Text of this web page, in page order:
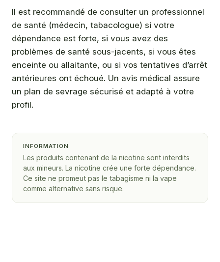
Il est recommandé de consulter un professionnel
de santé (médecin, tabacologue) si votre
dépendance est forte, si vous avez des
problèmes de santé sous-jacents, si vous êtes
enceinte ou allaitante, ou si vos tentatives d’arrêt
antérieures ont échoué. Un avis médical assure
un plan de sevrage sécurisé et adapté à votre
profil.
INFORMATION
Les produits contenant de la nicotine sont interdits
aux mineurs. La nicotine crée une forte dépendance.
Ce site ne promeut pas le tabagisme ni la vape
comme alternative sans risque.